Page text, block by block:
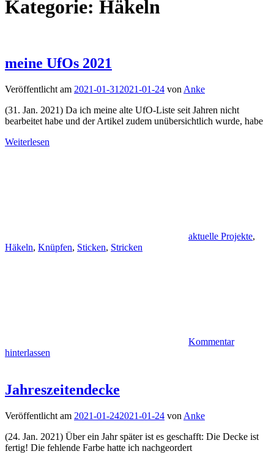
Kategorie: Häkeln
meine UfOs 2021
Veröffentlicht am 2021-01-31 2021-01-24 von Anke
(31. Jan. 2021) Da ich meine alte UfO-Liste seit Jahren nicht
bearbeitet habe und der Artikel zudem unübersichtlich wurde, habe
Weiterlesen
aktuelle Projekte,
Häkeln, Knüpfen, Sticken, Stricken
Kommentar
hinterlassen
Jahreszeitendecke
Veröffentlicht am 2021-01-242021-01-24 von Anke
(24. Jan. 2021) Über ein Jahr später ist es geschafft: Die Decke ist
fertig! Die fehlende Farbe hatte ich nachgeordert